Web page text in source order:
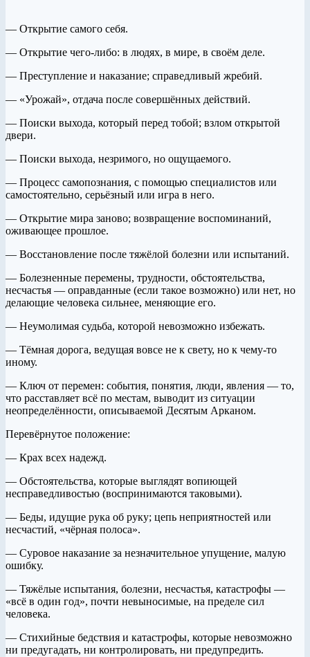
— Открытие самого себя.
— Открытие чего-либо: в людях, в мире, в своём деле.
— Преступление и наказание; справедливый жребий.
— «Урожай», отдача после совершённых действий.
— Поиски выхода, который перед тобой; взлом открытой
двери.
— Поиски выхода, незримого, но ощущаемого.
— Процесс самопознания, с помощью специалистов или
самостоятельно, серьёзный или игра в него.
— Открытие мира заново; возвращение воспоминаний,
оживающее прошлое.
— Восстановление после тяжёлой болезни или испытаний.
— Болезненные перемены, трудности, обстоятельства,
несчастья — оправданные (если такое возможно) или нет, но
делающие человека сильнее, меняющие его.
— Неумолимая судьба, которой невозможно избежать.
— Тёмная дорога, ведущая вовсе не к свету, но к чему-то
иному.
— Ключ от перемен: события, понятия, люди, явления — то,
что расставляет всё по местам, выводит из ситуации
неопределённости, описываемой Десятым Арканом.
Перевёрнутое положение:
— Крах всех надежд.
— Обстоятельства, которые выглядят вопиющей
несправедливостью (воспринимаются таковыми).
— Беды, идущие рука об руку; цепь неприятностей или
несчастий, «чёрная полоса».
— Суровое наказание за незначительное упущение, малую
ошибку.
— Тяжёлые испытания, болезни, несчастья, катастрофы —
«всё в один год», почти невыносимые, на пределе сил
человека.
— Стихийные бедствия и катастрофы, которые невозможно
ни предугадать, ни контролировать, ни предупредить.